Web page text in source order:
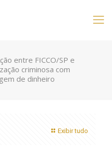
entre FICCO/SP e
criminosa com
de dinheiro
Exibir tudo